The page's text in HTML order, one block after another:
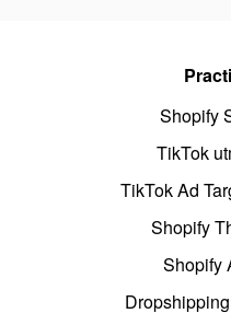
Shopify
TikTok
TikTok Ad
Shopify
Shopify